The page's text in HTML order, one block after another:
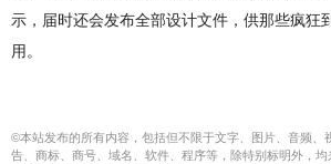
示，届时还会发布全部设计文件，供那些疯狂
用。
©本站发布的所有内容，包括但不限于文字、图片、音频、
告、商标、商号、域名、软件、程序等，除特别标明外，